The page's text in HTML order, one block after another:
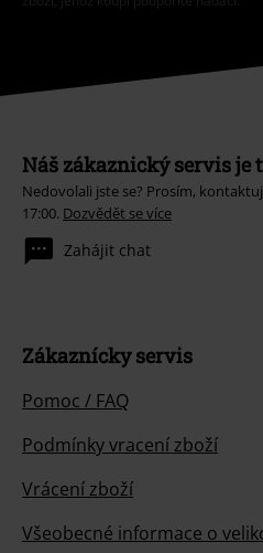
Náš zákaznický servis je
Nedovolali jste se? Prosím,
17:00. Dozvědět se více
Zahájit chat
Zákaznícky servis
Pomoc / FAQ
Podmínky vracení zboží
Vrácení zboží
Všeobecné informace o